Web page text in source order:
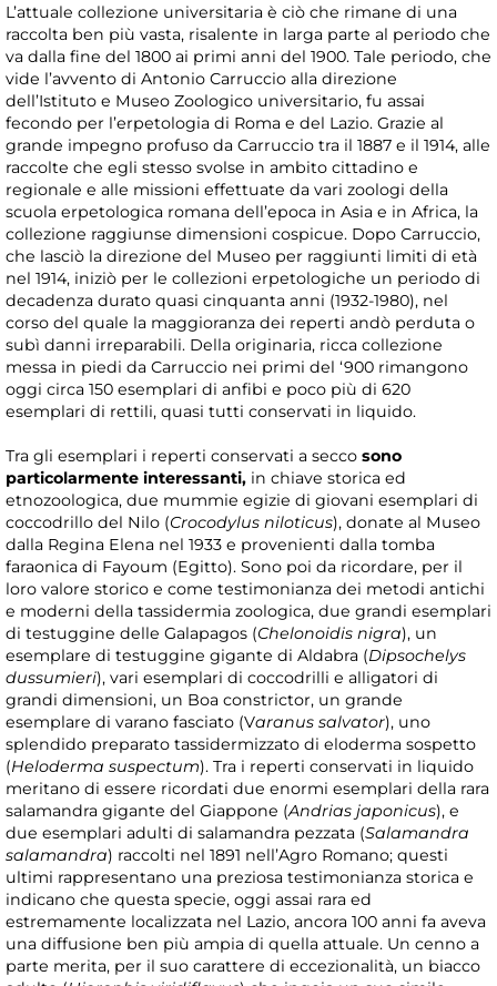
L’attuale collezione universitaria è ciò che rimane di una
raccolta ben più vasta, risalente in larga parte al periodo che
va dalla fine del 1800 ai primi anni del 1900. Tale periodo, che
vide l’avvento di Antonio Carruccio alla direzione
dell’Istituto e Museo Zoologico universitario, fu assai
fecondo per l’erpetologia di Roma e del Lazio. Grazie al
grande impegno profuso da Carruccio tra il 1887 e il 1914, alle
raccolte che egli stesso svolse in ambito cittadino e
regionale e alle missioni effettuate da vari zoologi della
scuola erpetologica romana dell’epoca in Asia e in Africa, la
collezione raggiunse dimensioni cospicue. Dopo Carruccio,
che lasciò la direzione del Museo per raggiunti limiti di età
nel 1914, iniziò per le collezioni erpetologiche un periodo di
decadenza durato quasi cinquanta anni (1932-1980), nel
corso del quale la maggioranza dei reperti andò perduta o
subì danni irreparabili. Della originaria, ricca collezione
messa in piedi da Carruccio nei primi del ‘900 rimangono
oggi circa 150 esemplari di anfibi e poco più di 620
esemplari di rettili, quasi tutti conservati in liquido.
Tra gli esemplari i reperti conservati a secco sono
particolarmente interessanti, in chiave storica ed
etnozoologica, due mummie egizie di giovani esemplari di
coccodrillo del Nilo (Crocodylus niloticus), donate al Museo
dalla Regina Elena nel 1933 e provenienti dalla tomba
faraonica di Fayoum (Egitto). Sono poi da ricordare, per il
loro valore storico e come testimonianza dei metodi antichi
e moderni della tassidermia zoologica, due grandi esemplari
di testuggine delle Galapagos (Chelonoidis nigra), un
esemplare di testuggine gigante di Aldabra (Dipsochelys
dussumieri), vari esemplari di coccodrilli e alligatori di
grandi dimensioni, un Boa constrictor, un grande
esemplare di varano fasciato (Varanus salvator), uno
splendido preparato tassidermizzato di eloderma sospetto
(Heloderma suspectum). Tra i reperti conservati in liquido
meritano di essere ricordati due enormi esemplari della rara
salamandra gigante del Giappone (Andrias japonicus), e
due esemplari adulti di salamandra pezzata (Salamandra
salamandra) raccolti nel 1891 nell’Agro Romano; questi
ultimi rappresentano una preziosa testimonianza storica e
indicano che questa specie, oggi assai rara ed
estremamente localizzata nel Lazio, ancora 100 anni fa aveva
una diffusione ben più ampia di quella attuale. Un cenno a
parte merita, per il suo carattere di eccezionalità, un biacco